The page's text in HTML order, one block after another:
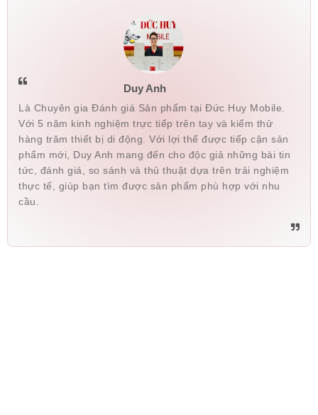
Duy Anh
Là Chuyên gia Đánh giá Sản phẩm tại Đức Huy Mobile.
Với 5 năm kinh nghiệm trực tiếp trên tay và kiểm thử
hàng trăm thiết bị di động. Với lợi thế được tiếp cận sản
phẩm mới, Duy Anh mang đến cho độc giả những bài tin
tức, đánh giá, so sánh và thủ thuật dựa trên trải nghiệm
thực tế, giúp bạn tìm được sản phẩm phù hợp với nhu
cầu.